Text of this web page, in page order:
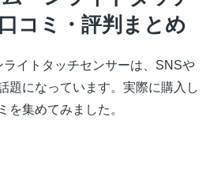
コミ・評判まとめ
イトタッチセンサーは、SNSや
題になっています。実際に購入し
を集めてみました。